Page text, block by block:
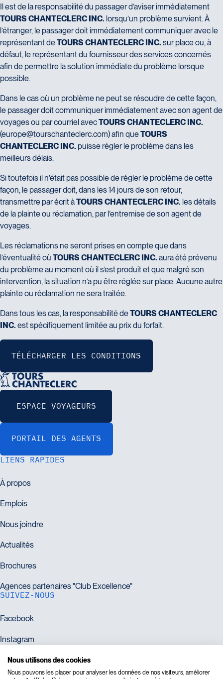
Il est de la responsabilité du passager d’aviser immédiatement
TOURS CHANTECLERC INC. lorsqu’un problème survient. À
l’étranger, le passager doit immédiatement communiquer avec le
représentant deTOURS CHANTECLERC INC. sur place ou, à
défaut, le représentant du fournisseur des services concernés
afin de permettre la solution immédiate du problème lorsque
possible.
Dans le cas où un problème ne peut se résoudre de cette façon,
le passager doit communiquer immédiatement avec son agent de
voyages ou par courriel avecTOURS CHANTECLERC INC.
(europe@tourschanteclerc.com) afin queTOURS
CHANTECLERC INC. puisse régler le problème dans les
meilleurs délais.
Si toutefois il n’était pas possible de régler le problème de cette
façon, le passager doit, dans les 14 jours de son retour,
transmettre par écrit àTOURS CHANTECLERC INC. les détails
de la plainte ou réclamation, par l’entremise de son agent de
voyages.
Les réclamations ne seront prises en compte que dans
l’éventualité où TOURS CHANTECLERC INC. aura été prévenu
du problème au moment où il s’est produit et que malgré son
intervention, la situation n’a pu être réglée sur place. Aucune autre
plainte ou réclamation ne sera traitée.
Dans tous les cas, la responsabilité deTOURS CHANTECLERC
INC. est spécifiquement limitée au prix du forfait.
LIENS RAPIDES
SUIVEZ-NOUS
Nous utilisons des cookies
Nous pouvons les placer pour analyser les données de nos visiteurs, améliorer